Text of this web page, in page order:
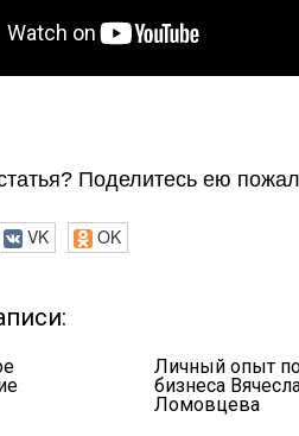
Поделитесь ею
VK OK
Личный опыт
бизнеса
Ломовцева